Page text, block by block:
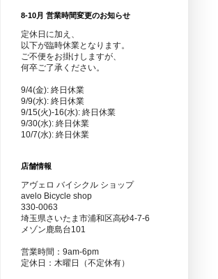
8-10月 営業時間変更のお知らせ
定休日に加え、
以下が臨時休業となります。
ご不便をお掛けしますが、
何卒ご了承ください。
9/4(金): 終日休業
9/9(水): 終日休業
9/15(火)-16(水): 終日休業
9/30(水): 終日休業
10/7(水): 終日休業
店舗情報
アヴェロ バイシクル ショップ
avelo Bicycle shop
330-0063
埼玉県さいたま市浦和区高砂4-7-6
メゾン鹿島台101
営業時間：9am-6pm
定休日：木曜日（不定休有）